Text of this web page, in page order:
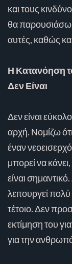
και τους
θα παρουσιάσω
αυτές, καθώς
Η Κατανόηση
Δεν Είναι
Δεν είναι
αρχή. Νομίζω
έναν
μπορεί να
είναι
λειτουργεί
τέτοιο. Δεν
εκτίμηση του
για την